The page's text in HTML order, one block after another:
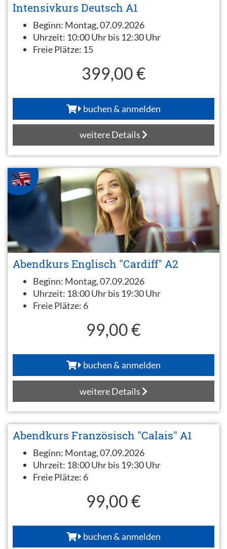
Intensivkurs Deutsch A1
Beginn: Montag, 07.09.2026
Uhrzeit: 10:00 Uhr bis 12:30 Uhr
Freie Plätze: 15
399,00 €
buchen & anmelden
weitere Details
Abendkurs Englisch "Cardiff" A2
Beginn: Montag, 07.09.2026
Uhrzeit: 18:00 Uhr bis 19:30 Uhr
Freie Plätze: 6
99,00 €
buchen & anmelden
weitere Details
Abendkurs Französisch "Calais" A1
Beginn: Montag, 07.09.2026
Uhrzeit: 18:00 Uhr bis 19:30 Uhr
Freie Plätze: 6
99,00 €
buchen & anmelden